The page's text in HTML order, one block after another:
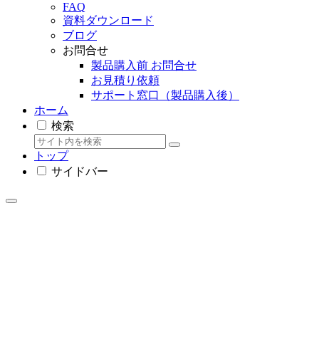
FAQ
資料ダウンロード
ブログ
お問合せ
製品購入前 お問合せ
お見積り依頼
サポート窓口（製品購入後）
ホーム
検索
トップ
サイドバー